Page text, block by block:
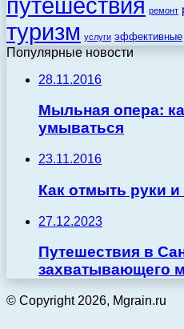
ремонт
туризм услуги эффективные
Популярные новости
28.11.2016
Мыльная опера:
умываться
23.11.2016
Как отмыть руки
27.12.2023
Путешествия в
захватывающего
© Copyright 2026, Mgrain.ru